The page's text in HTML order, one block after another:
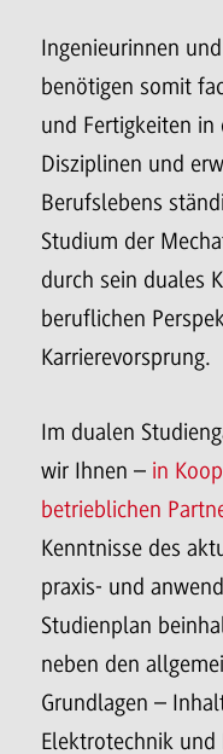
Ingenieurinnen
benötigen somit
und Fertigkeiten in
Disziplinen und
Berufslebens
Studium der
durch sein duales
beruflichen
Karrierevorsprung.
Im dualen
wir Ihnen – in
betrieblichen
Kenntnisse des
praxis- und
Studienplan
neben den
Grundlagen –
Elektrotechnik